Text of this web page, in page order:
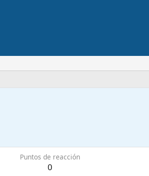
Puntos de reacción
0